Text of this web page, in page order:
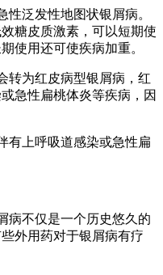
泛发性地图状银屑病。
糖皮质激素，可以短期使
使用还可使疾病加重。
转为红皮病型银屑病，红
急性扁桃体炎等疾病，因
有上呼吸道感染或急性扁
病不仅是一个历史悠久的
外用药对于银屑病有疗